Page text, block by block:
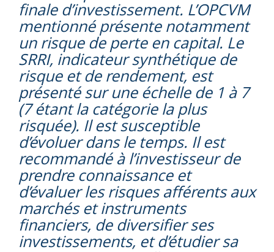
finale d’investissement. L’OPCVM
mentionné présente notamment
un risque de perte en capital. Le
SRRI, indicateur synthétique de
risque et de rendement, est
présenté sur une échelle de 1 à 7
(7 étant la catégorie la plus
risquée). Il est susceptible
d’évoluer dans le temps. Il est
recommandé à l’investisseur de
prendre connaissance et
d’évaluer les risques afférents aux
marchés et instruments
financiers, de diversifier ses
investissements, et d’étudier sa